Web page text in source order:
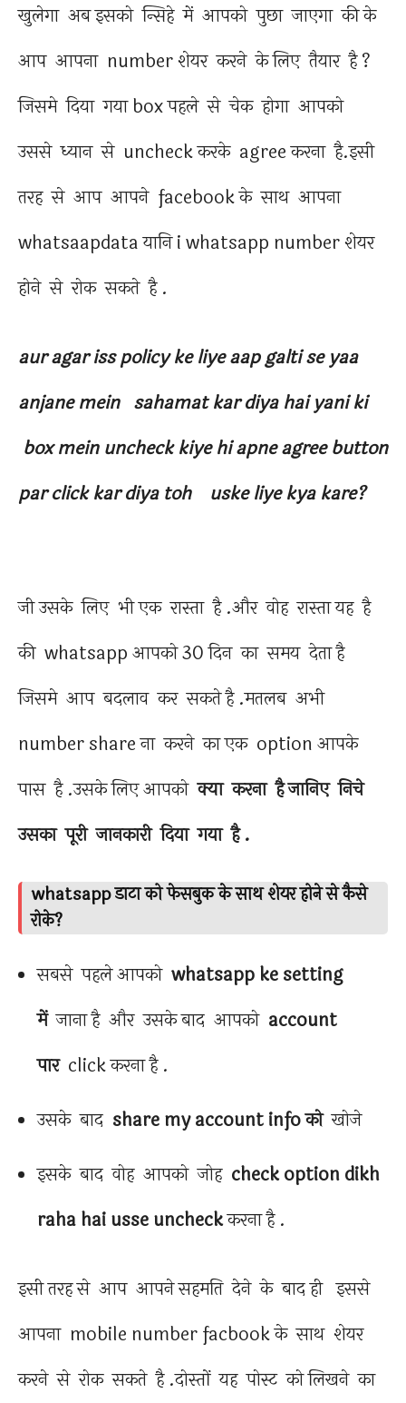
खुलेगा अब इसको न्सिहे में आपको पुछा जाएगा की के
आप आपना number शेयर करने के लिए तैयार है ?
जिसमे दिया गया box पहले से चेक होगा आपको
उससे ध्यान से uncheck करके agree करना है.इसी
तरह से आप आपने facebook के साथ आपना
whatsaapdata यानि i whatsapp number शेयर
होने से रोक सकते है .
aur agar iss policy ke liye aap galti se yaa
anjane mein sahamat kar diya hai yani ki
box mein uncheck kiye hi apne agree button
par click kar diya toh uske liye kya kare?
जी उसके लिए भी एक रास्ता है .और वोह रास्ता यह है
की whatsapp आपको 30 दिन का समय देता है
जिसमे आप बदलाव कर सकते है .मतलब अभी
number share ना करने का एक option आपके
पास है .उसके लिए आपको क्या करना है जानिए निचे
उसका पूरी जानकारी दिया गया है .
whatsapp डाटा को फेसबुक के साथ शेयर होने से कैसे
रोके?
सबसे पहले आपको whatsapp ke setting
में जाना है और उसके बाद आपको account
पार click करना है .
उसके बाद share my account info को खोजे
इसके बाद वोह आपको जोह check option dikh
raha hai usse uncheckकरना है .
इसी तरह से आप आपने सहमति देने के बाद ही इससे
आपना mobile number facbook के साथ शेयर
करने से रोक सकते है .दोस्तों यह पोस्ट को लिखने का